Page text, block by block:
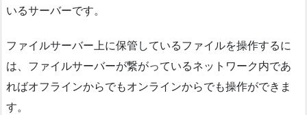
いるサーバーです。
ファイルサーバー上に保管しているファイルを操作するに
は、ファイルサーバーが繋がっているネットワーク内であ
ればオフラインからでもオンラインからでも操作ができま
す。